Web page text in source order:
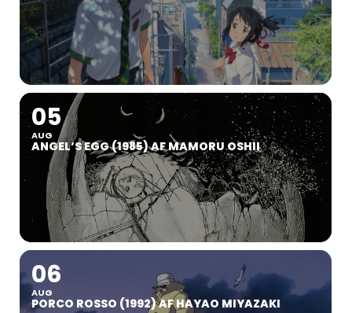
05
AUG
ANGEL’S EGG (1985) AF MAMORU OSHII
06
AUG
PORCO ROSSO (1992) AF HAYAO MIYAZAKI